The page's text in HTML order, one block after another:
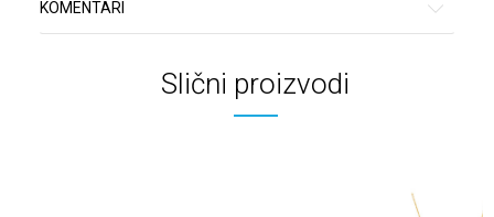
KOMENTARI
Slični proizvodi